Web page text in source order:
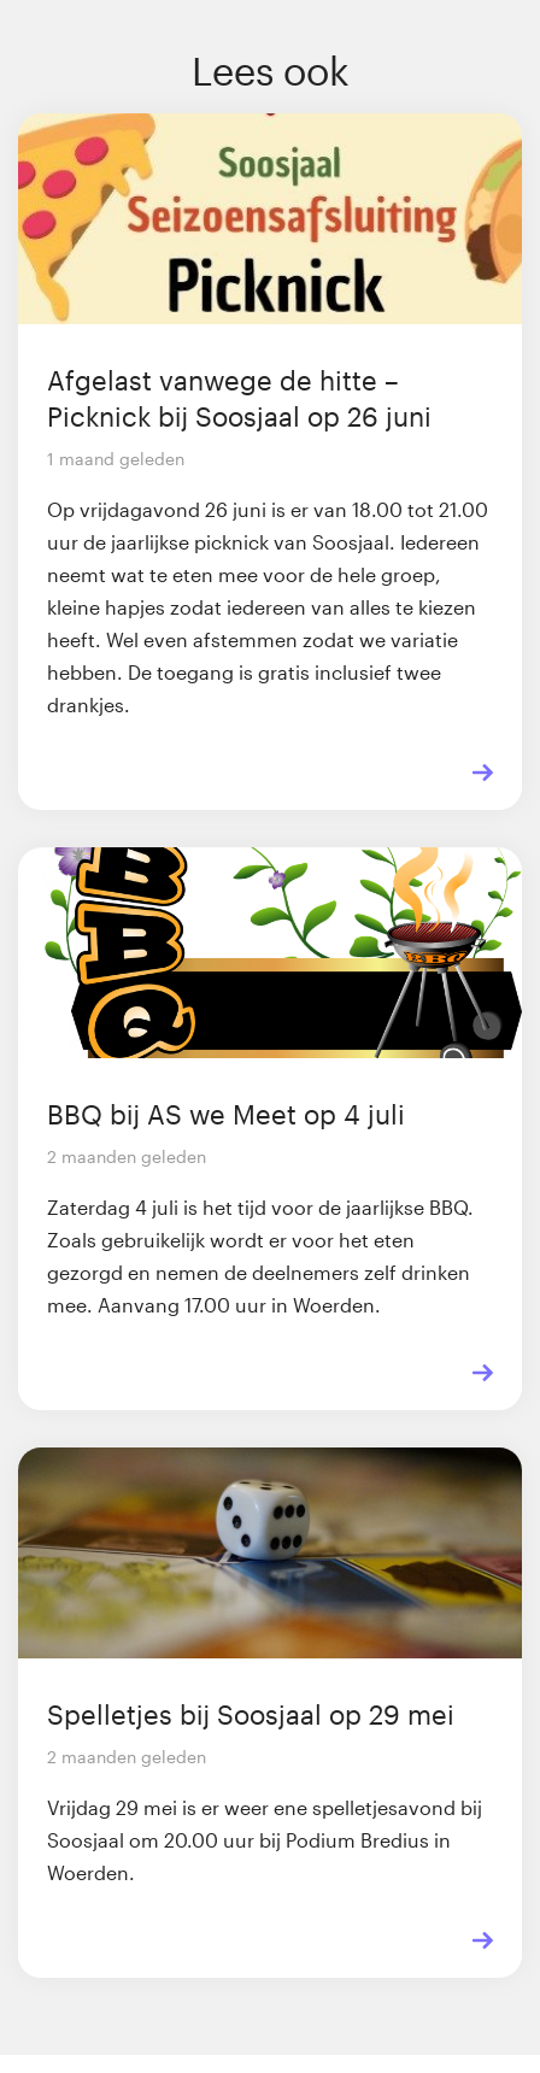
Lees ook
Afgelast vanwege de hitte –
Picknick bij Soosjaal op 26 juni
1 maand geleden
Op vrijdagavond 26 juni is er van 18.00 tot 21.00
uur de jaarlijkse picknick van Soosjaal. Iedereen
neemt wat te eten mee voor de hele groep,
kleine hapjes zodat iedereen van alles te kiezen
heeft. Wel even afstemmen zodat we variatie
hebben. De toegang is gratis inclusief twee
drankjes.
BBQ bij AS we Meet op 4 juli
2 maanden geleden
Zaterdag 4 juli is het tijd voor de jaarlijkse BBQ.
Zoals gebruikelijk wordt er voor het eten
gezorgd en nemen de deelnemers zelf drinken
mee. Aanvang 17.00 uur in Woerden.
Spelletjes bij Soosjaal op 29 mei
2 maanden geleden
Vrijdag 29 mei is er weer ene spelletjesavond bij
Soosjaal om 20.00 uur bij Podium Bredius in
Woerden.